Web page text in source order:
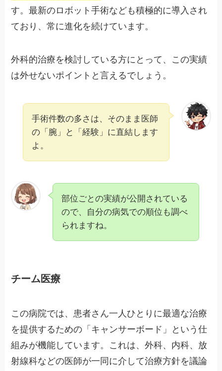
す。最新のロボット手術なども積極的に導入され
ており、常に進化を続けています。
外科的治療を検討している方にとって、この実績
は外せないポイントと言えるでしょう。
手術件数の多さは、そのまま医師
の「腕」と「経験」に直結します
よ。
部位ごとの実績が公開されている
ので、自分の病気での順位も調べ
られますね。
チーム医療
この病院では、患者さん一人ひとりに最適な治療
を提供するための「キャンサーボード」という仕
組みが機能しています。これは、外科、内科、放
射線科などの医師が一同に介して治療方針を議論